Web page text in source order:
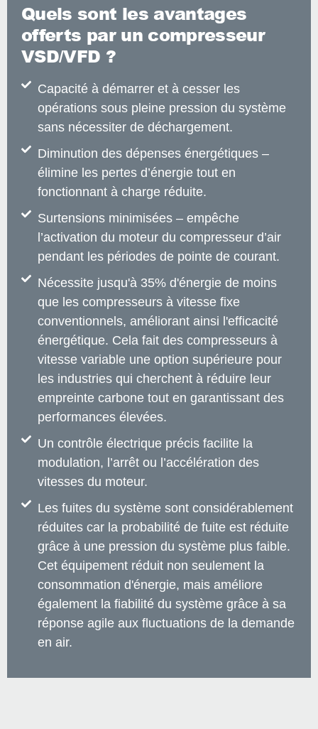
Quels sont les avantages
offerts par un compresseur
VSD/VFD ?
Capacité à démarrer et à cesser les
opérations sous pleine pression du système
sans nécessiter de déchargement.
Diminution des dépenses énergétiques –
élimine les pertes d’énergie tout en
fonctionnant à charge réduite.
Surtensions minimisées – empêche
l’activation du moteur du compresseur d’air
pendant les périodes de pointe de courant.
Nécessite jusqu'à 35% d'énergie de moins
que les compresseurs à vitesse fixe
conventionnels, améliorant ainsi l'efficacité
énergétique. Cela fait des compresseurs à
vitesse variable une option supérieure pour
les industries qui cherchent à réduire leur
empreinte carbone tout en garantissant des
performances élevées.
Un contrôle électrique précis facilite la
modulation, l’arrêt ou l’accélération des
vitesses du moteur.
Les fuites du système sont considérablement
réduites car la probabilité de fuite est réduite
grâce à une pression du système plus faible.
Cet équipement réduit non seulement la
consommation d'énergie, mais améliore
également la fiabilité du système grâce à sa
réponse agile aux fluctuations de la demande
en air.